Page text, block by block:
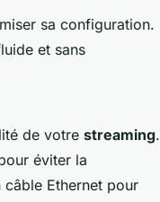
sa configuration.
et sans
de votre streaming.
éviter la
Ethernet pour